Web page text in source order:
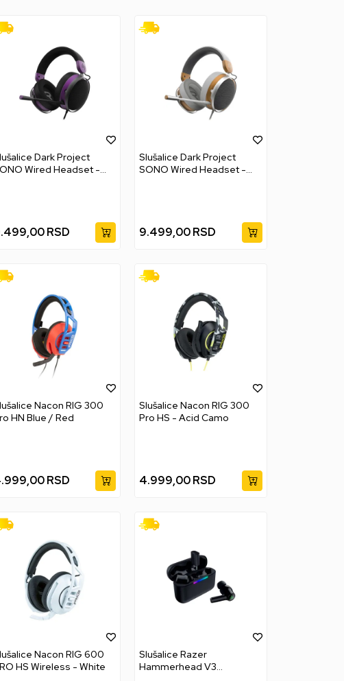
Dark Project
Wired Headset -
RSD
Slušalice Dark Project
SONO Wired Headset -
9.499,00RSD
Nacon RIG 300
HN Blue / Red
RSD
Slušalice Nacon RIG 300
Pro HS - Acid Camo
4.999,00RSD
Nacon RIG 600
HS Wireless - White
Slušalice Razer
Hammerhead V3